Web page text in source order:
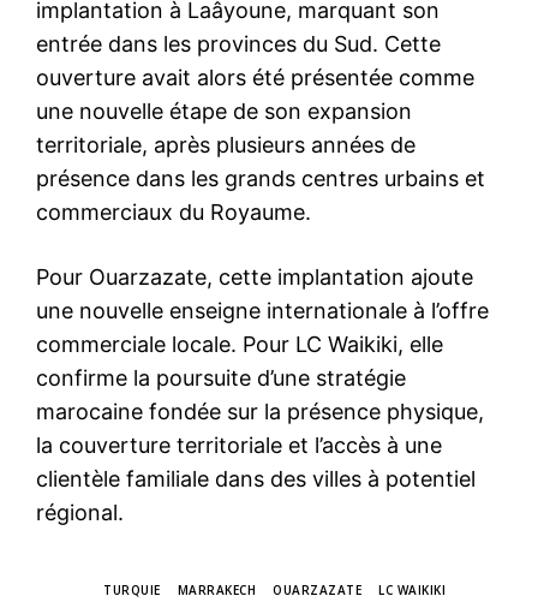
implantation à Laâyoune, marquant son
entrée dans les provinces du Sud. Cette
ouverture avait alors été présentée comme
une nouvelle étape de son expansion
territoriale, après plusieurs années de
présence dans les grands centres urbains et
commerciaux du Royaume.
Pour Ouarzazate, cette implantation ajoute
une nouvelle enseigne internationale à l’offre
commerciale locale. Pour LC Waikiki, elle
confirme la poursuite d’une stratégie
marocaine fondée sur la présence physique,
la couverture territoriale et l’accès à une
clientèle familiale dans des villes à potentiel
régional.
TURQUIE MARRAKECH OUARZAZATE
LC WAIKIKI